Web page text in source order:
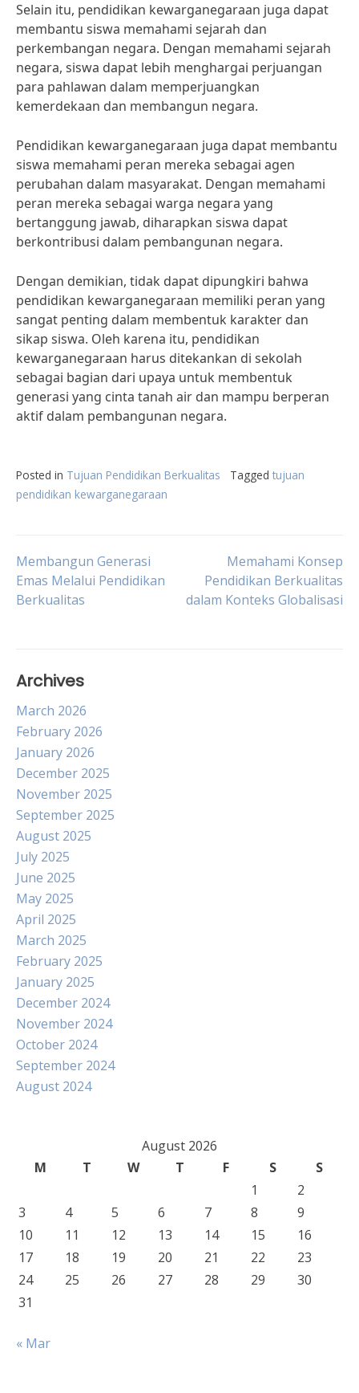
Selain itu, pendidikan kewarganegaraan juga dapat
membantu siswa memahami sejarah dan
perkembangan negara. Dengan memahami sejarah
negara, siswa dapat lebih menghargai perjuangan
para pahlawan dalam memperjuangkan
kemerdekaan dan membangun negara.
Pendidikan kewarganegaraan juga dapat membantu
siswa memahami peran mereka sebagai agen
perubahan dalam masyarakat. Dengan memahami
peran mereka sebagai warga negara yang
bertanggung jawab, diharapkan siswa dapat
berkontribusi dalam pembangunan negara.
Dengan demikian, tidak dapat dipungkiri bahwa
pendidikan kewarganegaraan memiliki peran yang
sangat penting dalam membentuk karakter dan
sikap siswa. Oleh karena itu, pendidikan
kewarganegaraan harus ditekankan di sekolah
sebagai bagian dari upaya untuk membentuk
generasi yang cinta tanah air dan mampu berperan
aktif dalam pembangunan negara.
Posted in Tujuan Pendidikan Berkualitas Tagged tujuan
pendidikan kewarganegaraan
Post
navigation
Membangun Generasi
Emas Melalui Pendidikan
Berkualitas
Memahami Konsep
Pendidikan Berkualitas
dalam Konteks Globalisasi
Archives
March 2026
February 2026
January 2026
December 2025
November 2025
September 2025
August 2025
July 2025
June 2025
May 2025
April 2025
March 2025
February 2025
January 2025
December 2024
November 2024
October 2024
September 2024
August 2024
August 2026
M
T W T F S
S
1
2
3
4 5 6 7 8
9
10
11 12 13 14 15
16
17
18 19 20 21 22
23
24
25 26 27 28 29
30
31
« Mar